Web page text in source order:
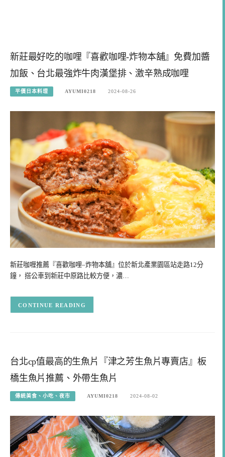
新莊最好吃的咖哩『喜歡咖哩-炸物本舖』免費加醬
加飯、台北最強炸牛肉漢堡排、激辛熟成咖哩
平價日本料理 AYUMI0218 2024-08-26
新莊咖喱推薦『喜歡咖哩–炸物本舖』位於新北產業園區站走路12分
鐘， 搭公車到新莊中原路比較方便，濃…
CONTINUE READING
台北cp值最高的生魚片『津之芳生魚片專賣店』板
橋生魚片推薦、外帶生魚片
傳統美食、小吃、夜市 AYUMI0218 2024-08-02